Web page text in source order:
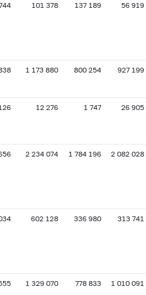
101 378 137 189 56 919
1 173 880 800 254 927 199
12 276 1 747 26 905
2 234 074 1 784 196 2 082 028
602 128 336 980 313 741
1 329 070 778 833 1 010 091